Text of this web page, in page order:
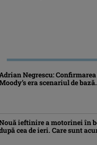
Negrescu:
era scenariul de
ieftinire a motorinei în
cea de ieri. Care sunt